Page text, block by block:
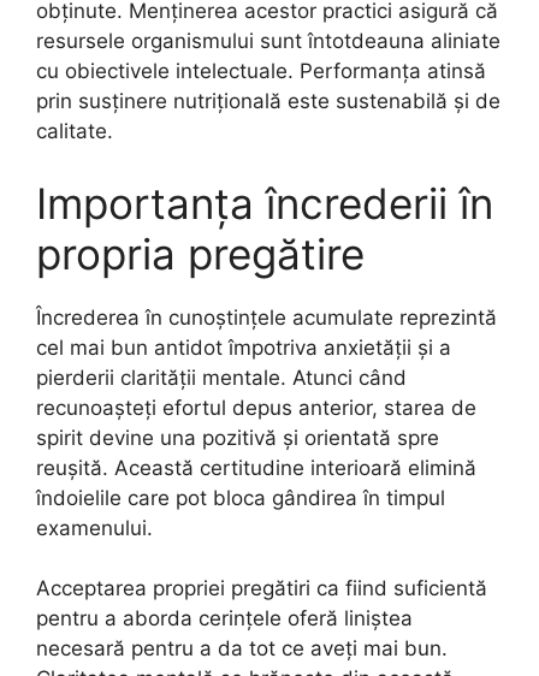
obținute. Menținerea acestor practici asigură că
resursele organismului sunt întotdeauna aliniate
cu obiectivele intelectuale. Performanța atinsă
prin susținere nutrițională este sustenabilă și de
calitate.
Importanța încrederii în
propria pregătire
Încrederea în cunoștințele acumulate reprezintă
cel mai bun antidot împotriva anxietății și a
pierderii clarității mentale. Atunci când
recunoașteți efortul depus anterior, starea de
spirit devine una pozitivă și orientată spre
reușită. Această certitudine interioară elimină
îndoielile care pot bloca gândirea în timpul
examenului.
Acceptarea propriei pregătiri ca fiind suficientă
pentru a aborda cerințele oferă liniștea
necesară pentru a da tot ce aveți mai bun.